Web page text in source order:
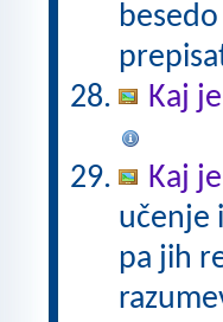
Kaj
Kaj
učenje
pa jih